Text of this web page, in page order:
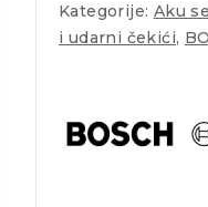
Kategorije: Aku
i udarni čekići,